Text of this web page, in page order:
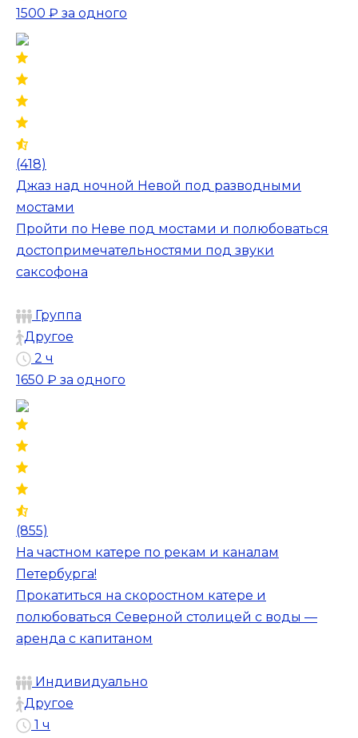
1500 ₽ за одного
(418)
Джаз над ночной Невой под разводными
мостами
Пройти по Неве под мостами и полюбоваться
достопримечательностями под звуки
саксофона
Группа
Другое
2 ч
1650 ₽ за одного
(855)
На частном катере по рекам и каналам
Петербурга!
Прокатиться на скоростном катере и
полюбоваться Северной столицей с воды —
аренда с капитаном
Индивидуально
Другое
1 ч